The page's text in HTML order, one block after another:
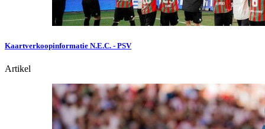
Kaartverkoopinformatie N.E.C. - PSV
Artikel